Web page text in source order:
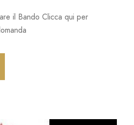
il Bando Clicca qui per